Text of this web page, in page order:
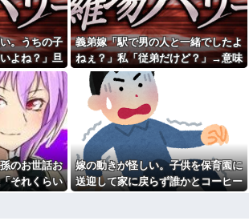
弱そうな
おい、聞け
あ？相手
んじゃね
外の反...
気ある男
サークル
ゆる飲み
計で彼が
正直に出
かしつけ
う」と声
われると
れるため
【社内混乱】社長(50代)が若妻
(20代)と結婚→初対面で驚愕のタ
メ口連発wwww
泥酔していて彼女の「子供が
出来ない体」という発言をすっ
かり忘れていた俺。結納の日に
義母から「聞いていると思いま
すが娘は子供が…」。結婚し新
婚旅行も終わり妻の実家へ土産
トメ「旅行中はウトと孫のお
世話お願いね」私「え？」夫
「それくらいやってやれよ」→
まさかの丸投げに困惑して…
人気YouTuberさん、動画内で
最悪の秘密がバレて終わ
。うちの子
よね？」旦
た途端に大
…
義弟嫁「駅で男の人と一緒でしたよ
ねぇ？」私「従弟だけど？」→意味
深な言い方をされてウンザリして…
のお世話お
それくらい
嫁の動きが怪しい。子供を保育園に
送迎して家に戻らず誰かとコーヒー